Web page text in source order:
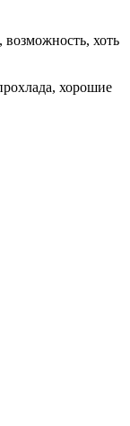
хоть
хорошие